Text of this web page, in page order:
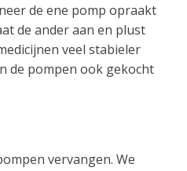
de ene pomp opraakt
de ander aan en plust
veel stabieler
de pompen ook gekocht
vervangen. We